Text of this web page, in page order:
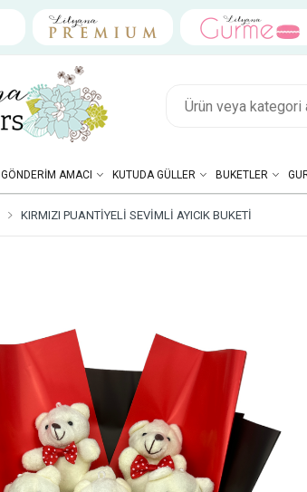
GÖNDERIM AMACI KUTUDA GÜLLER BUKETLER
KIRMIZI PUANTIYELI SEVIMLI AYICIK BUKETI